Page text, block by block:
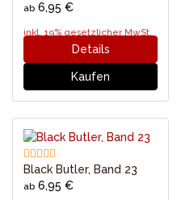
ab 6,95 €
inkl. 19% gesetzlicher MwSt.
Details
Kaufen
Black Butler, Band 23
ab 6,95 €